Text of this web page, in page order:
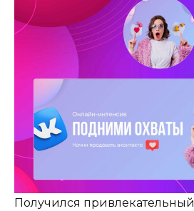
Получился привлекательный